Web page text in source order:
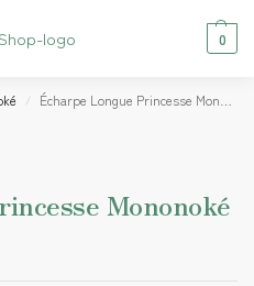
0
/ Écharpe Longue Princesse Mononoké
Mononoké